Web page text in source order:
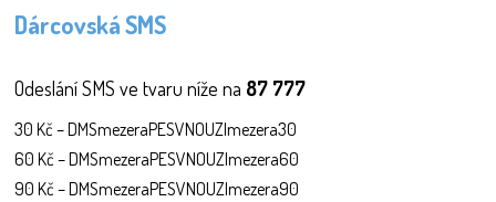
Dárcovská SMS
Odeslání SMS ve tvaru níže na 87 777
30 Kč – DMSmezeraPESVNOUZImezera30
60 Kč – DMSmezeraPESVNOUZImezera60
90 Kč – DMSmezeraPESVNOUZImezera90